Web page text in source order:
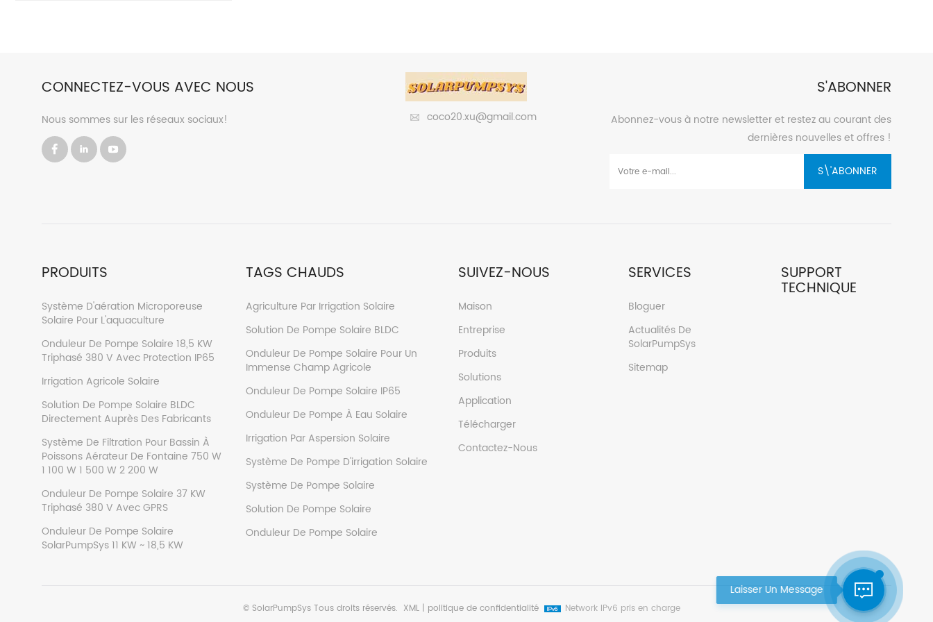
coût initial du système électrique à forte
pollution et à faible efficacité aura une grande
valeur marchande et une grande importance
coût initial du système électrique à forte
pollution et à faible efficacité aura une grande
valeur marchande et une grande importance
remplaçant le système électrique d'origine à
CONNECTEZ-VOUS AVEC NOUS
Nous sommes sur les réseaux sociaux! coco20.xu@gmail.com
S'ABONNER
Abonnez-vous à notre newsletter et restez au courant des
dernières nouvelles et offres !
S\'ABONNER
PRODUITS
Système D'aération Microporeuse
Solaire Pour L'aquaculture
Onduleur De Pompe Solaire 18,5 KW
Triphasé 380 V Avec Protection IP65
Irrigation Agricole Solaire
Solution De Pompe Solaire BLDC
Directement Auprès Des Fabricants
Système De Filtration Pour Bassin À
Poissons Aérateur De Fontaine 750 W
1 100 W 1 500 W 2 200 W
Onduleur De Pompe Solaire 37 KW
Triphasé 380 V Avec GPRS
Onduleur De Pompe Solaire
SolarPumpSys 11 KW ~ 18,5 KW
TAGS CHAUDS
Agriculture Par Irrigation Solaire
Solution De Pompe Solaire BLDC
Onduleur De Pompe Solaire Pour Un
Immense Champ Agricole
Onduleur De Pompe Solaire IP65
Onduleur De Pompe À Eau Solaire
Irrigation Par Aspersion Solaire
Système De Pompe D'irrigation Solaire
Système De Pompe Solaire
Solution De Pompe Solaire
Onduleur De Pompe Solaire
SUIVEZ-NOUS
Maison
Entreprise
Produits
Solutions
Application
Télécharger
Contactez-Nous
SERVICES
Bloguer
Actualités De
SolarPumpSys
Sitemap
SUPPORT
TECHNIQUE
© SolarPumpSysTous droits réservés. XML | politique de confidentialité Network IPv6 pris en charge